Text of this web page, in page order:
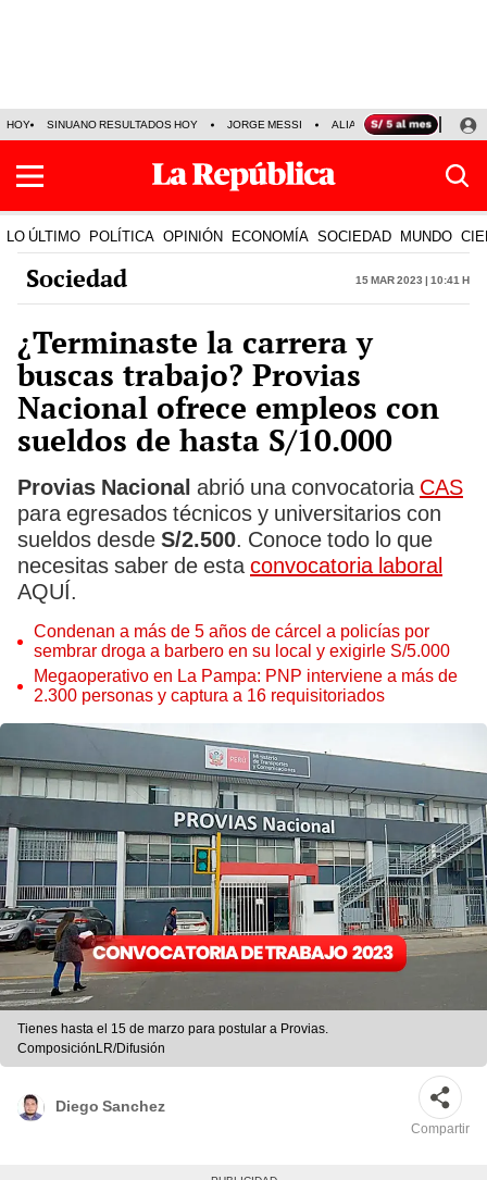
HOY SINUANO RESULTADOS HOY JORGE MESSI ALIANZA LIMA VS SPORT
LO ÚLTIMO POLÍTICA OPINIÓN ECONOMÍA SOCIEDAD MUNDO
Sociedad 15 Mar 2023 | 10:41 h
¿Terminaste la carrera y
buscas trabajo? Provias
Nacional ofrece empleos con
sueldos de hasta S/10.000
Provias Nacional abrió una convocatoria CAS
para egresados técnicos y universitarios con
sueldos desde S/2.500. Conoce todo lo que
necesitas saber de esta convocatoria laboral
AQUÍ.
Condenan a más de 5 años de cárcel a policías por
sembrar droga a barbero en su local y exigirle S/5.000
Megaoperativo en La Pampa: PNP interviene a más de
2.300 personas y captura a 16 requisitoriados
Tienes hasta el 15 de marzo para postular a Provias.
ComposiciónLR/Difusión
Diego Sanchez
Compartir